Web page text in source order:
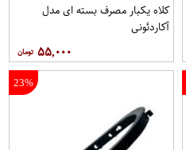
کلاه يکبار مصرف بسته ای مدل
آکاردئونی
۵۵,۰۰۰
23%